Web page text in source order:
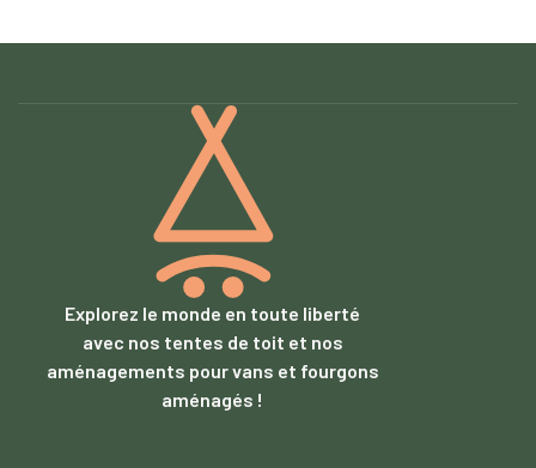
Explorez le monde en toute liberté
avec nos tentes de toit et nos
aménagements pour vans et fourgons
aménagés !